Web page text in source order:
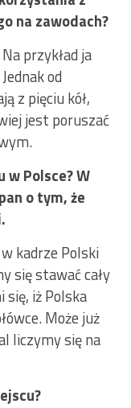
na zawodach?
przykład ja
od
z pięciu kół,
jest poruszać
Polsce? W
o tym, że
kadrze Polski
się stawać cały
się, iż Polska
Może już
liczymy się na